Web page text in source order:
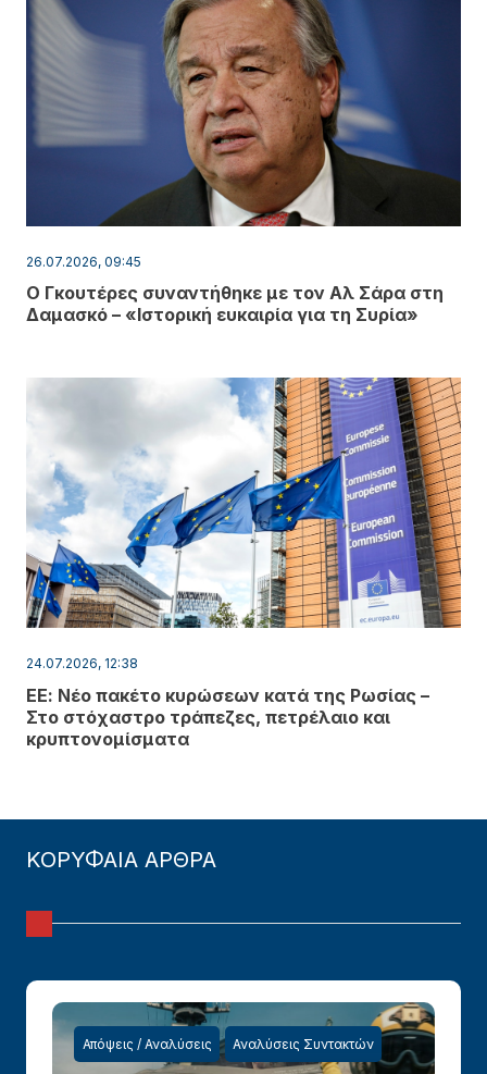
26.07.2026, 09:45
Ο Γκουτέρες συναντήθηκε με τον Αλ Σάρα στη
Δαμασκό – «Ιστορική ευκαιρία για τη Συρία»
24.07.2026, 12:38
ΕΕ: Νέο πακέτο κυρώσεων κατά της Ρωσίας –
Στο στόχαστρο τράπεζες, πετρέλαιο και
κρυπτονομίσματα
ΚΟΡΥΦΑΙΑ ΑΡΘΡΑ
Απόψεις / Αναλύσεις Αναλύσεις Συντακτών